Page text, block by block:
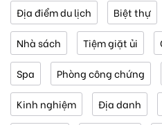
Địa điểm du lịch Biệt thự
Nhà sách Tiệm giặt ủi
Spa Phòng công chứng
Kinh nghiệm Địa danh